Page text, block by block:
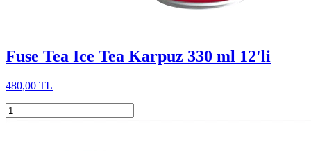
Fuse Tea Ice Tea Karpuz 330 ml 12'li
480,00 TL